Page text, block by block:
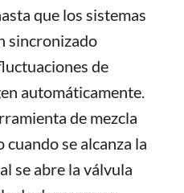
que los sistemas
sincronizado
de
automáticamente.
de mezcla
cuando se alcanza la
se abre la válvula